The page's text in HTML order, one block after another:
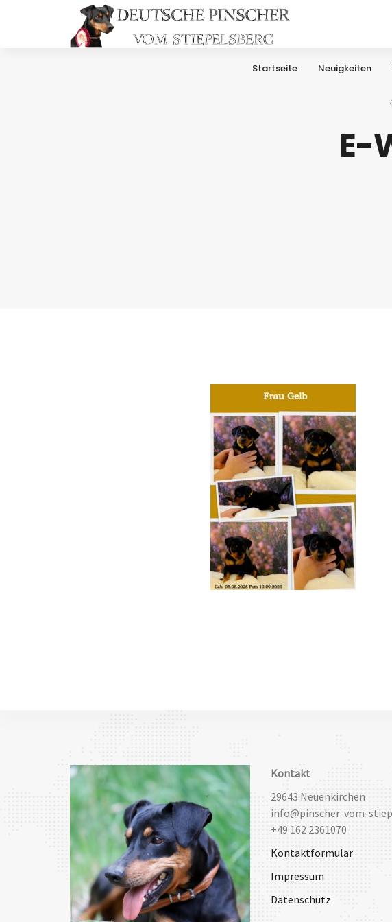
Startseite Neuigkeiten
E-
Kontakt
29643 Neuenkirchen
info@pinscher-vom-
+49 162 2361070
Kontaktformular
Impressum
Datenschutz